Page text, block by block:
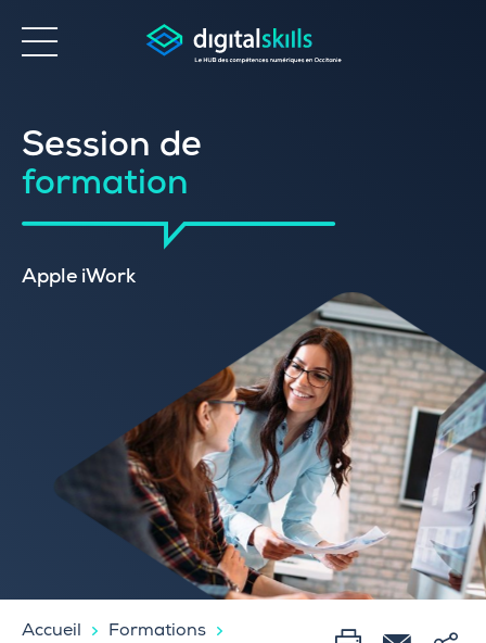
Accessibilité
Session de
formation
Apple iWork
Accueil
Formations